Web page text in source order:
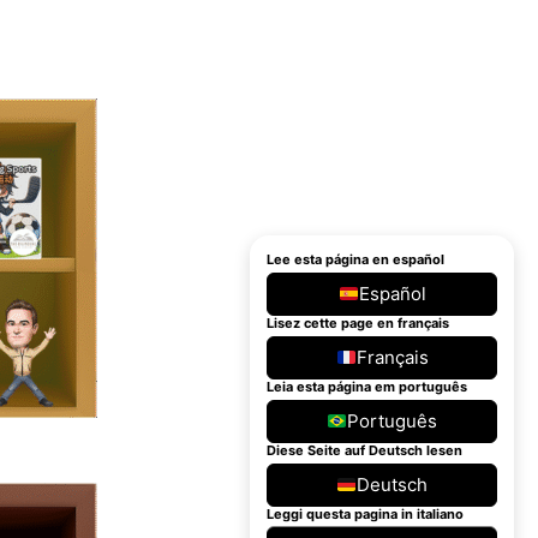
Lee esta página en español
Español
Lisez cette page en français
Français
Leia esta página em português
Português
Diese Seite auf Deutsch lesen
Deutsch
Leggi questa pagina in italiano